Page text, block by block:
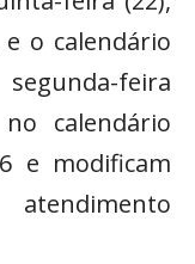
o calendário
feira
calendário
e modificam